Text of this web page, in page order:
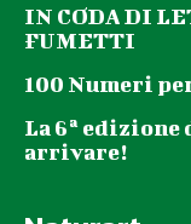
IN CODA DI
FUMETTI
100 Numeri
La 6ª edizione
arrivare!